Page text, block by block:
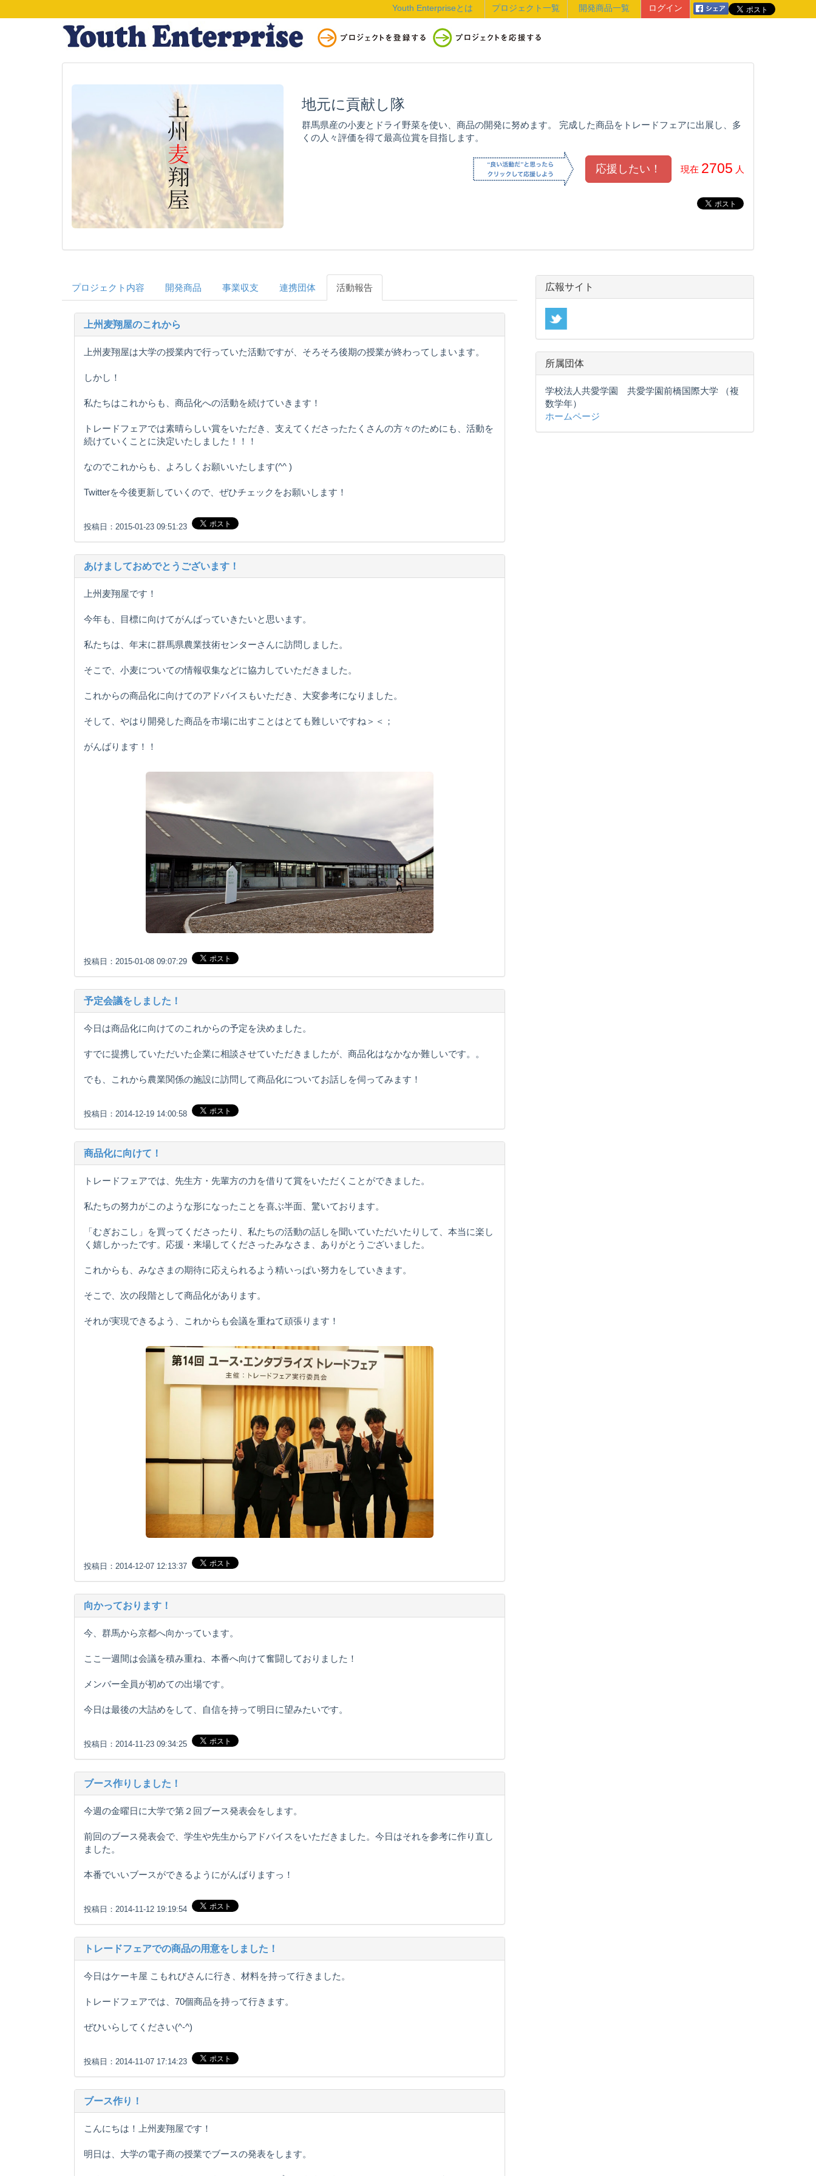
ログイン
開発商品一覧
プロジェクト一覧
Youth Enterpriseとは
地元に貢献し隊
群馬県産の小麦とドライ野菜を使い、商品の開発に努めます。 完成した商品をトレードフェアに出展し、多
くの人々評価を得て最高位賞を目指します。
現在 2705 人
プロジェクト内容 開発商品 事業収支 連携団体 活動報告
上州麦翔屋のこれから
上州麦翔屋は大学の授業内で行っていた活動ですが、そろそろ後期の授業が終わってしまいます。
しかし！
私たちはこれからも、商品化への活動を続けていきます！
トレードフェアでは素晴らしい賞をいただき、支えてくださったたくさんの方々のためにも、活動を
続けていくことに決定いたしました！！！
なのでこれからも、よろしくお願いいたします(^^ )
Twitterを今後更新していくので、ぜひチェックをお願いします！
投稿日：2015-01-23 09:51:23
あけましておめでとうございます！
上州麦翔屋です！
今年も、目標に向けてがんばっていきたいと思います。
私たちは、年末に群馬県農業技術センターさんに訪問しました。
そこで、小麦についての情報収集などに協力していただきました。
これからの商品化に向けてのアドバイスもいただき、大変参考になりました。
そして、やはり開発した商品を市場に出すことはとても難しいですね＞＜；
がんばります！！
投稿日：2015-01-08 09:07:29
予定会議をしました！
今日は商品化に向けてのこれからの予定を決めました。
すでに提携していただいた企業に相談させていただきましたが、商品化はなかなか難しいです。。
でも、これから農業関係の施設に訪問して商品化についてお話しを伺ってみます！
投稿日：2014-12-19 14:00:58
商品化に向けて！
トレードフェアでは、先生方・先輩方の力を借りて賞をいただくことができました。
私たちの努力がこのような形になったことを喜ぶ半面、驚いております。
「むぎおこし」を買ってくださったり、私たちの活動の話しを聞いていただいたりして、本当に楽し
く嬉しかったです。応援・来場してくださったみなさま、ありがとうございました。
これからも、みなさまの期待に応えられるよう精いっぱい努力をしていきます。
そこで、次の段階として商品化があります。
それが実現できるよう、これからも会議を重ねて頑張ります！
投稿日：2014-12-07 12:13:37
向かっております！
今、群馬から京都へ向かっています。
ここ一週間は会議を積み重ね、本番へ向けて奮闘しておりました！
メンバー全員が初めての出場です。
今日は最後の大詰めをして、自信を持って明日に望みたいです。
投稿日：2014-11-23 09:34:25
ブース作りしました！
今週の金曜日に大学で第２回ブース発表会をします。
前回のブース発表会で、学生や先生からアドバイスをいただきました。今日はそれを参考に作り直し
ました。
本番でいいブースができるようにがんばりますっ！
投稿日：2014-11-12 19:19:54
トレードフェアでの商品の用意をしました！
今日はケーキ屋 こもれびさんに行き、材料を持って行きました。
トレードフェアでは、70個商品を持って行きます。
ぜひいらしてください(^-^)
投稿日：2014-11-07 17:14:23
ブース作り！
こんにちは！上州麦翔屋です！
明日は、大学の電子商の授業でブースの発表をします。
広報サイト
所属団体
学校法人共愛学園 共愛学園前橋国際大学 （複
数学年）
ホームページ